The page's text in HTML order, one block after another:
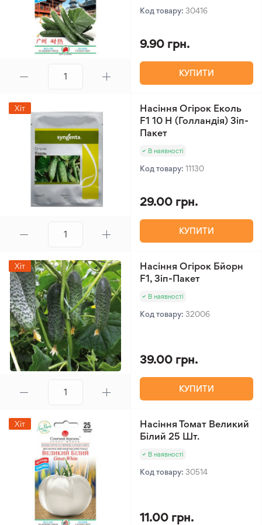
Код товару: 30416
9.90 грн.
КУПИТИ
Хіт
Насіння Огірок Еколь
F1 10 Н (Голландія) Зіп-
Пакет
В наявності
Код товару: 11130
29.00 грн.
КУПИТИ
Хіт
Насіння Огірок Бйорн
F1, Зіп-Пакет
В наявності
Код товару: 32006
39.00 грн.
КУПИТИ
Хіт
Насіння Томат Великий
Білий 25 Шт.
В наявності
Код товару: 30514
11.00 грн.